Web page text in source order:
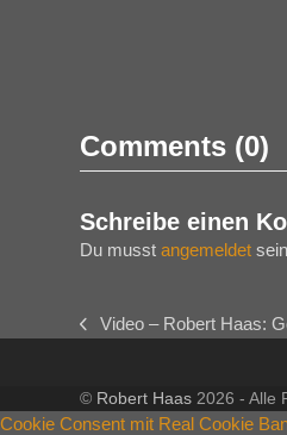
Comments (0)
Schreibe einen
Du musstangemeldet
vorheriger
Video – Robert Haas:
© Robert Haas 2026 - Alle
Cookie Consent mit Real Cookie